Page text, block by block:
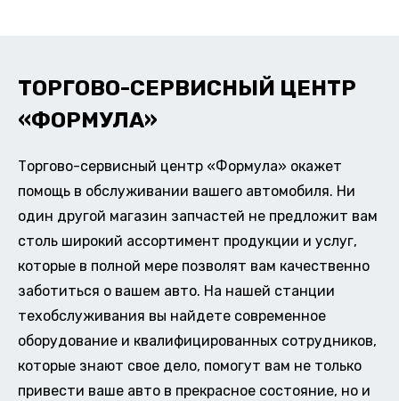
ТОРГОВО-СЕРВИСНЫЙ ЦЕНТР
«ФОРМУЛА»
Торгово-сервисный центр «Формула» окажет
помощь в обслуживании вашего автомобиля. Ни
один другой магазин запчастей не предложит вам
столь широкий ассортимент продукции и услуг,
которые в полной мере позволят вам качественно
заботиться о вашем авто. На нашей станции
техобслуживания вы найдете современное
оборудование и квалифицированных сотрудников,
которые знают свое дело, помогут вам не только
привести ваше авто в прекрасное состояние, но и